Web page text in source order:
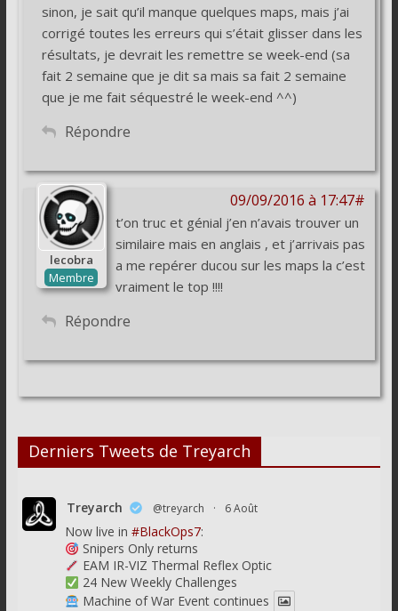
sinon, je sait qu’il manque quelques maps, mais j’ai
corrigé toutes les erreurs qui s’était glisser dans les
résultats, je devrait les remettre se week-end (sa
fait 2 semaine que je dit sa mais sa fait 2 semaine
que je me fait séquestré le week-end ^^)
Répondre
09/09/2016 à 17:47#
lecobra
Membre
t’on truc et génial j’en n’avais trouver un
similaire mais en anglais , et j’arrivais pas
a me repérer ducou sur les maps la c’est
vraiment le top !!!!
Répondre
Derniers Tweets de Treyarch
Treyarch @treyarch · 6 Août
Now live in #BlackOps7:
Snipers Only returns
EAM IR-VIZ Thermal Reflex Optic
24 New Weekly Challenges
Machine of War Event continues